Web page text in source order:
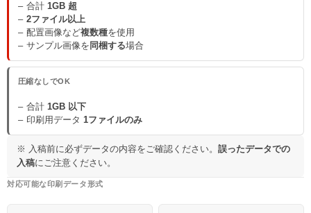
合計 1GB 超
2ファイル以上
配置画像など複数種を使用
サンプル画像を 同梱する場合
圧縮なしでOK
合計 1GB 以下
印刷用データ 1ファイルのみ
※ 入稿前に必ずデータの内容をご確認ください。 誤ったデータでの
入稿にご注意ください。
対応可能な印刷データ形式